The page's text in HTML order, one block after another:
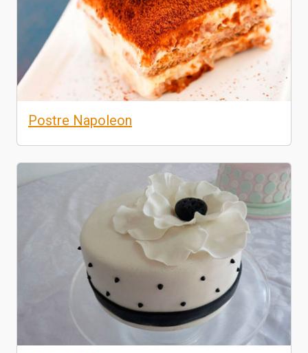
Postre Napoleon